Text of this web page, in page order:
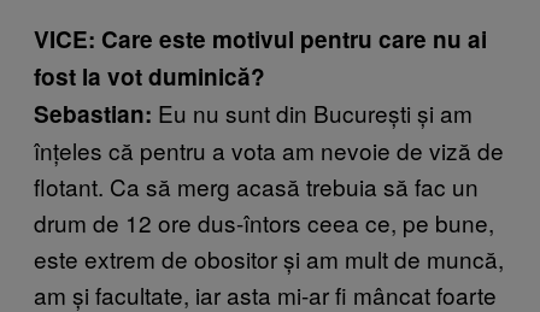
VICE: Care este motivul pentru care nu ai
fost la vot duminică?
Sebastian: Eu nu sunt din București și am
înțeles că pentru a vota am nevoie de viză de
flotant. Ca să merg acasă trebuia să fac un
drum de 12 ore dus-întors ceea ce, pe bune,
este extrem de obositor și am mult de muncă,
am și facultate, iar asta mi-ar fi mâncat foarte